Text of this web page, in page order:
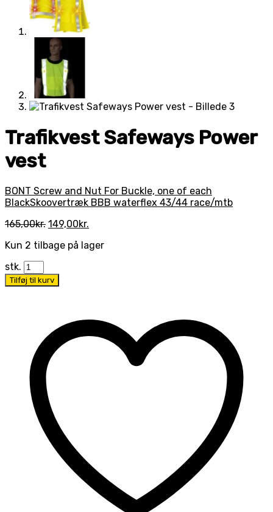
Trafikvest Safeways Power
vest
BONT Screw and Nut For Buckle, one of each
BlackSkoovertræk BBB waterflex 43/44 race/mtb
165,00kr. Den
pris
149,00kr.
pris
Kun 2 tilbage på lager
stk.
Tilføj til kurv